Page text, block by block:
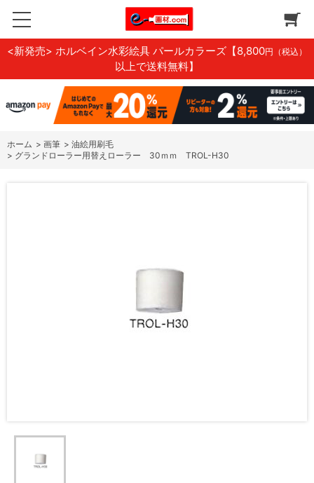
<新発売> ホルベイン水彩絵具 パールカラーズ 【8,800円（税込）
以上で送料無料】
ホーム > 画筆 > 油絵用刷毛
> グランドローラー用替えローラー 30ｍｍ TROL-H30